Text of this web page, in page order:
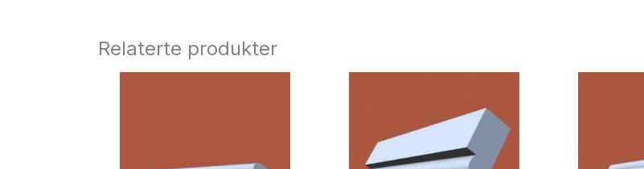
Din e-postadresse vil ikke bli publisert.
Vurderingen din*
Relaterte produkter